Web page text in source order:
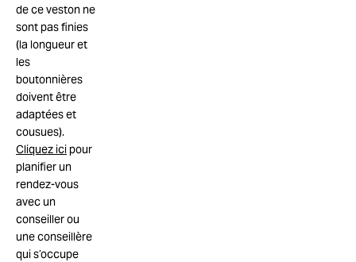
de ce veston ne
sont pas finies
(la longueur et
les
boutonnières
doivent être
adaptées et
cousues).
Cliquez icipour
planifier un
rendez-vous
avec un
conseiller ou
une conseillère
qui s’occupe